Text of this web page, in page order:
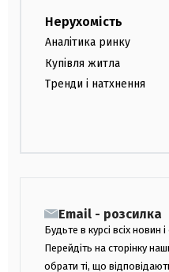
Нерухомість
Аналітика ринку
Купівля житла
Тренди і натхнення
Email - розсилка
Будьте в курсі всіх новин
Перейдіть на сторінку
обрати ті, що